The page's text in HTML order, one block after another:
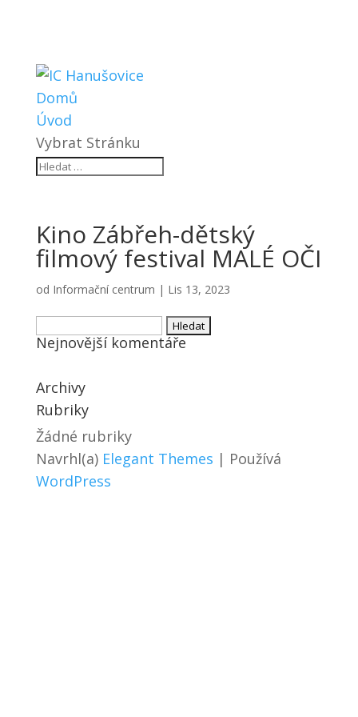
Domů
Úvod
Vybrat Stránku
Kino Zábřeh-dětský
filmový festival MALÉ OČI
od Informační centrum | Lis 13, 2023
Vyhledávání
Nejnovější komentáře
Archivy
Rubriky
Žádné rubriky
Navrhl(a) Elegant Themes | Používá
WordPress